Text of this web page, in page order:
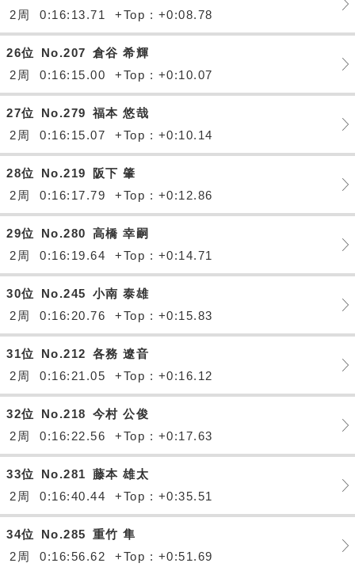
2周
0:16:13.71 +Top : +0:08.78
26位 No.207 倉谷 希輝
2周
0:16:15.00 +Top : +0:10.07
27位 No.279 福本 悠哉
2周
0:16:15.07 +Top : +0:10.14
28位 No.219
阪下 肇
2周
0:16:17.79 +Top : +0:12.86
29位 No.280 高橋 幸嗣
2周
0:16:19.64 +Top : +0:14.71
30位 No.245 小南 泰雄
2周
0:16:20.76 +Top : +0:15.83
31位 No.212 各務 遼音
2周
0:16:21.05 +Top : +0:16.12
32位 No.218 今村 公俊
2周
0:16:22.56 +Top : +0:17.63
33位 No.281 藤本 雄太
2周
0:16:40.44 +Top : +0:35.51
34位 No.285 重竹 隼
2周
0:16:56.62 +Top : +0:51.69